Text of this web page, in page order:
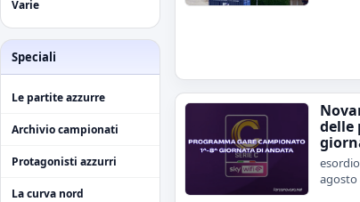
Varie
Speciali
Le partite azzurre
Archivio campionati
Protagonisti azzurri
La curva nord
delle
agosto